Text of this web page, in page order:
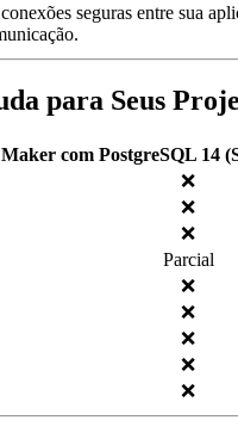
seguras entre sua
para Seus
Maker com PostgreSQL 14
❌
❌
❌
Parcial
❌
❌
❌
❌
❌